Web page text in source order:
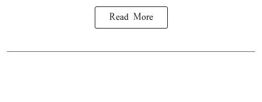
Read More